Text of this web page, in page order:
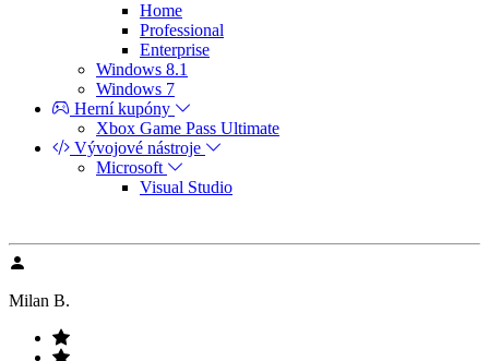
Home
Professional
Enterprise
Windows 8.1
Windows 7
Herní kupóny
Xbox Game Pass Ultimate
Vývojové nástroje
Microsoft
Visual Studio
Milan B.